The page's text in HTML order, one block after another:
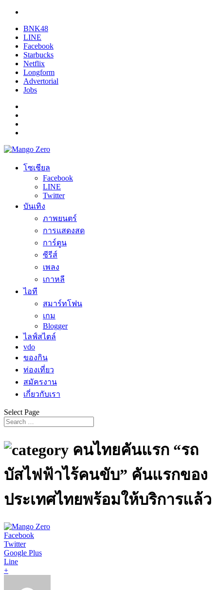
BNK48
LINE
Facebook
Starbucks
Netflix
Longform
Advertorial
Jobs
โซเชียล
Facebook
LINE
Twitter
บันเทิง
ภาพยนตร์
การแสดงสด
การ์ตูน
ซีรีส์
เพลง
เกาหลี
ไอที
สมาร์ทโฟน
เกม
Blogger
ไลฟ์สไตล์
vdo
ของกิน
ท่องเที่ยว
สมัครงาน
เกี่ยวกับเรา
Select Page
คนไทยคันแรก “รถ
บัสไฟฟ้าไร้คนขับ” คันแรกของ
ประเทศไทยพร้อมให้บริการแล้ว
Facebook
Twitter
Google Plus
Line
+